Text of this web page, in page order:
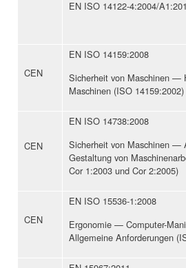
EN ISO 14122-4:2004/
CEN
EN ISO 14159:2008
Sicherheit von Maschinen —
Maschinen (ISO 14159:2002)
CEN
EN ISO 14738:2008
Sicherheit von Maschinen —
Gestaltung von
Cor 1:2003 und Cor 2:2005)
CEN
EN ISO 15536-1:2008
Ergonomie — Computer-
Allgemeine Anforderungen